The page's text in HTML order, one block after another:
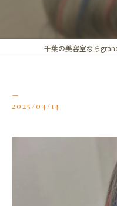
千葉の美容室なら
2025/04/14